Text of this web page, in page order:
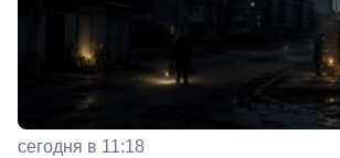
сегодня в 11:18